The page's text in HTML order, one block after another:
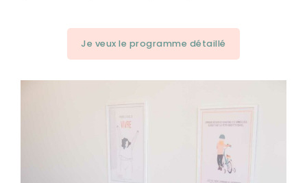
Je veux le programme détaillé